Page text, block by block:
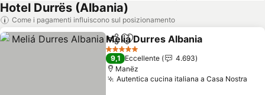
Hotel Durrës (Albania)
Come i pagamenti influiscono sul posizionamento
CondividiAggiungi ai preferiti
Meliá Durres Albania
5 Stelle
9,1 Eccellente
4.693
Manëz
Autentica cucina italiana a Casa Nostra